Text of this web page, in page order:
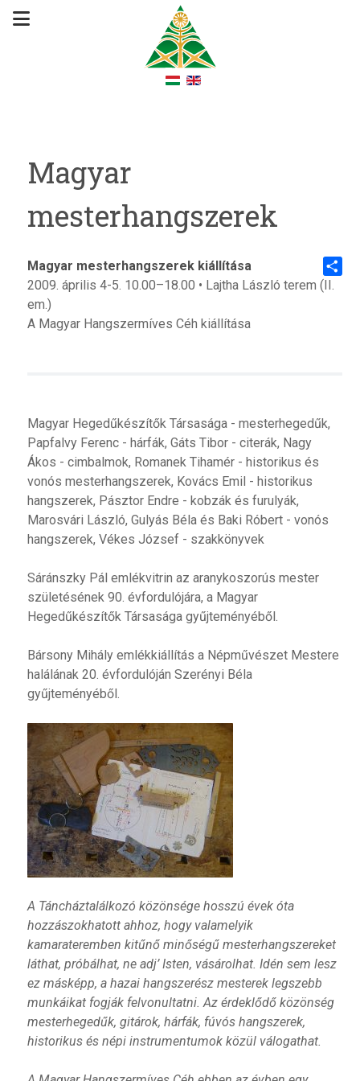
Magyar
mesterhangszerek
Share
Magyar mesterhangszerek kiállítása
2009. április 4-5. 10.00–18.00 • Lajtha László terem (II.
em.)
A Magyar Hangszermíves Céh kiállítása
Magyar Hegedűkészítők Társasága - mesterhegedűk,
Papfalvy Ferenc - hárfák, Gáts Tibor - citerák, Nagy
Ákos - cimbalmok, Romanek Tihamér - historikus és
vonós mesterhangszerek, Kovács Emil - historikus
hangszerek, Pásztor Endre - kobzák és furulyák,
Marosvári László, Gulyás Béla és Baki Róbert - vonós
hangszerek, Vékes József - szakkönyvek
Sáránszky Pál emlékvitrin az aranykoszorús mester
születésének 90. évfordulójára, a Magyar
Hegedűkészítők Társasága gyűjteményéből.
Bársony Mihály emlékkiállítás a Népművészet Mestere
halálának 20. évfordulóján Szerényi Béla
gyűjteményéből.
A Táncháztalálkozó közönsége hosszú évek óta
hozzászokhatott ahhoz, hogy valamelyik
kamarateremben kitűnő minőségű mesterhangszereket
láthat, próbálhat, ne adj’ Isten, vásárolhat. Idén sem lesz
ez másképp, a hazai hangszerész mesterek legszebb
munkáikat fogják felvonultatni. Az érdeklődő közönség
mesterhegedűk, gitárok, hárfák, fúvós hangszerek,
historikus és népi instrumentumok közül válogathat.